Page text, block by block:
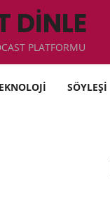
DİNLE
PLATFORMU
SÖYLEŞİ